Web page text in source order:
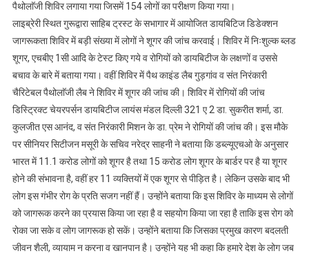
पैथोलाॅजी शिविर लगाया गया जिसमें 154 लोगों का परीक्षण किया गया।
लाइब्रेरी स्थित गुरूद्वारा साहिब ट्रस्ट के सभागार में आयोजित डायबिटिज डिडेक्शन
जागरूकता शिविर में बड़ी संख्या में लोगों ने शूगर की जांच करवाई। शिविर में निःशुल्क ब्लड
शूगर, एचबीए 1सी आदि के टेस्ट किए गये व रोगियों को डायबिटीज के लक्षणों व उससे
बचाव के बारे में बताया गया। वहीं शिविर में पैथ काइंड लैब गुड़गांव व संत निरंकारी
चैरिटेबल पैथोलाॅजी लैब ने शिविर में शूगर की जांच की। शिविर में रोगियों की जांच
डिस्ट्रिक्ट चेयरपर्सन डायबिटीज लायंस मंडल दिल्ली 321 ए 2 डा. सुकरीत शर्मा, डा.
कुलजीत एस आनंद, व संत निरंकारी मिशन के डा. प्रेम ने रोगियों की जांच की। इस मौके
पर सीनियर सिटीजन मसूरी के सचिव नरेद्र साहनी ने बताया कि डब्ल्यूएचओ के अनुसार
भारत में 11.1 करोड लोगों को शूगर है तथा 15 करोड लोग शूगर के बार्डर पर है या शूगर
होने की संभावना है, वहीं हर 11 व्यक्तियों में एक शूगर से पीड़ित है। लेकिन उसके बाद भी
लोग इस गंभीर रोग के प्रति सजग नहीं हैं। उन्होंने बताया कि इस शिविर के माध्यम से लोगों
को जागरूक करने का प्रयास किया जा रहा है व सहयोग किया जा रहा है ताकि इस रोग को
रोका जा सके व लोग जागरूक हो सकें। उन्होंने बताया कि जिसका प्रमुख कारण बदलती
जीवन शैली, व्यायाम न करना व खानपान है। उन्होंने यह भी कहा कि हमारे देश के लोग जब